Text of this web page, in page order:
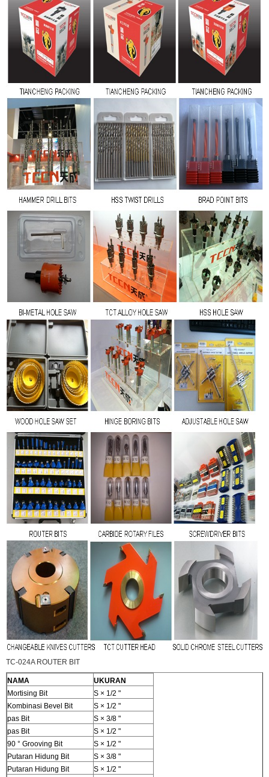
Kirimkan
TC-024A ROUTER BIT
NAMA
UKURAN
Mortising Bit
S × 1/2 "
Kombinasi Bevel Bit
S × 1/2 "
pas Bit
S × 3/8 "
pas Bit
S × 1/2 "
90 ° Grooving Bit
S × 1/2 "
Putaran Hidung Bit
S × 3/8 "
Putaran Hidung Bit
S × 1/2 "